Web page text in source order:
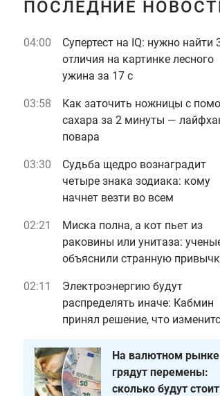
ПОСЛЕДНИЕ
04:00
Супертест на IQ: нужно найти
отличия на картинке лесного
ужина за 17 с
03:58
Как заточить ножницы с
сахара за 2 минуты —
повара
03:30
Судьба щедро вознаградит
четыре знака зодиака: кому
начнет везти во всем
02:21
Миска полна, а кот пьет из
раковины или унитаза:
объяснили странную
02:11
Электроэнергию будут
распределять иначе: Кабмин
принял решение, что
На валютном рынке
грядут перемены:
сколько будут